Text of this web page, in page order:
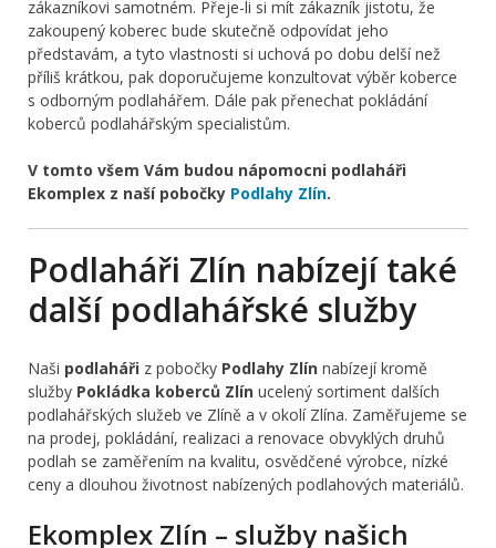
zákazníkovi samotném. Přeje-li si mít zákazník jistotu, že
zakoupený koberec bude skutečně odpovídat jeho
představám, a tyto vlastnosti si uchová po dobu delší než
příliš krátkou, pak doporučujeme konzultovat výběr koberce
s odborným podlahářem. Dále pak přenechat pokládání
koberců podlahářským specialistům.
V tomto všem Vám budou nápomocni podlaháři
Ekomplex z naší pobočky Podlahy Zlín.
Podlaháři Zlín nabízejí také
další podlahářské služby
Naši podlaháři z pobočky Podlahy Zlín nabízejí kromě
služby Pokládka koberců Zlín ucelený sortiment dalších
podlahářských služeb ve Zlíně a v okolí Zlína. Zaměřujeme se
na prodej, pokládání, realizaci a renovace obvyklých druhů
podlah se zaměřením na kvalitu, osvědčené výrobce, nízké
ceny a dlouhou životnost nabízených podlahových materiálů.
Ekomplex Zlín – služby našich